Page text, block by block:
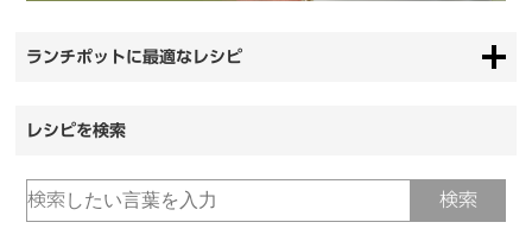
ランチポットに最適なレシピ
レシピを検索